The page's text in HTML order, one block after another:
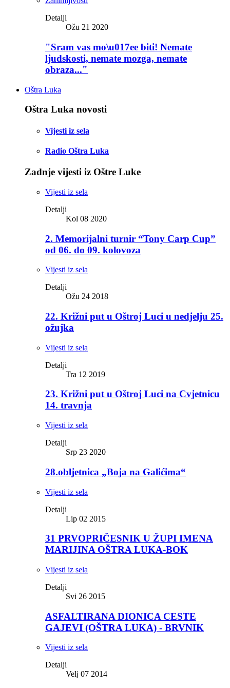
Detalji
Ožu 21 2020
"Sram vas mo\u017ee biti! Nemate
ljudskosti, nemate mozga, nemate
obraza..."
Oštra Luka
Oštra Luka novosti
Vijesti iz sela
Radio Oštra Luka
Zadnje vijesti iz Oštre Luke
Vijesti iz sela
Detalji
Kol 08 2020
2. Memorijalni turnir “Tony Carp Cup”
od 06. do 09. kolovoza
Vijesti iz sela
Detalji
Ožu 24 2018
22. Križni put u Oštroj Luci u nedjelju 25.
ožujka
Vijesti iz sela
Detalji
Tra 12 2019
23. Križni put u Oštroj Luci na Cvjetnicu
14. travnja
Vijesti iz sela
Detalji
Srp 23 2020
28.obljetnica „Boja na Galićima“
Vijesti iz sela
Detalji
Lip 02 2015
31 PRVOPRIČESNIK U ŽUPI IMENA
MARIJINA OŠTRA LUKA-BOK
Vijesti iz sela
Detalji
Svi 26 2015
ASFALTIRANA DIONICA CESTE
GAJEVI (OŠTRA LUKA) - BRVNIK
Vijesti iz sela
Detalji
Velj 07 2014